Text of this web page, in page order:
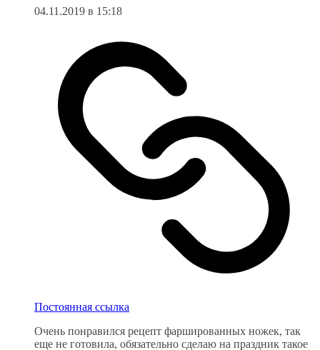
04.11.2019 в 15:18
Постоянная ссылка
Очень понравился рецепт фаршированных ножек, так
еще не готовила, обязательно сделаю на праздник такое